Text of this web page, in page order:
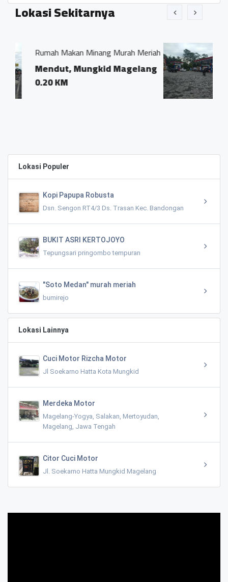
Lokasi Sekitarnya
Murah Meriah
Magelang
SPBU Mendut
Jl.No 83 Jl.Mayor
Mendut II,
Magelang Jawa
Lokasi Populer
Kopi Papupa Robusta
Dsn. Sengon RT4/3 Ds. Trasan Kec. Bandongan
BUKIT ASRI KERTOJOYO
Tepungsari pringombo tempuran
"Soto Medan" murah meriah
bumirejo
Lokasi Lainnya
Cuci Motor Rizcha Motor
Jl Soekarno Hatta Kota Mungkid
Merdeka Motor
Magelang-Yogya, Salakan, Mertoyudan,
Magelang, Jawa Tengah
Citor Cuci Motor
Jl. Soekarno Hatta Mungkid Magelang